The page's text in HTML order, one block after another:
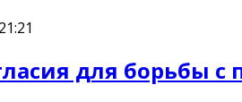
для борьбы